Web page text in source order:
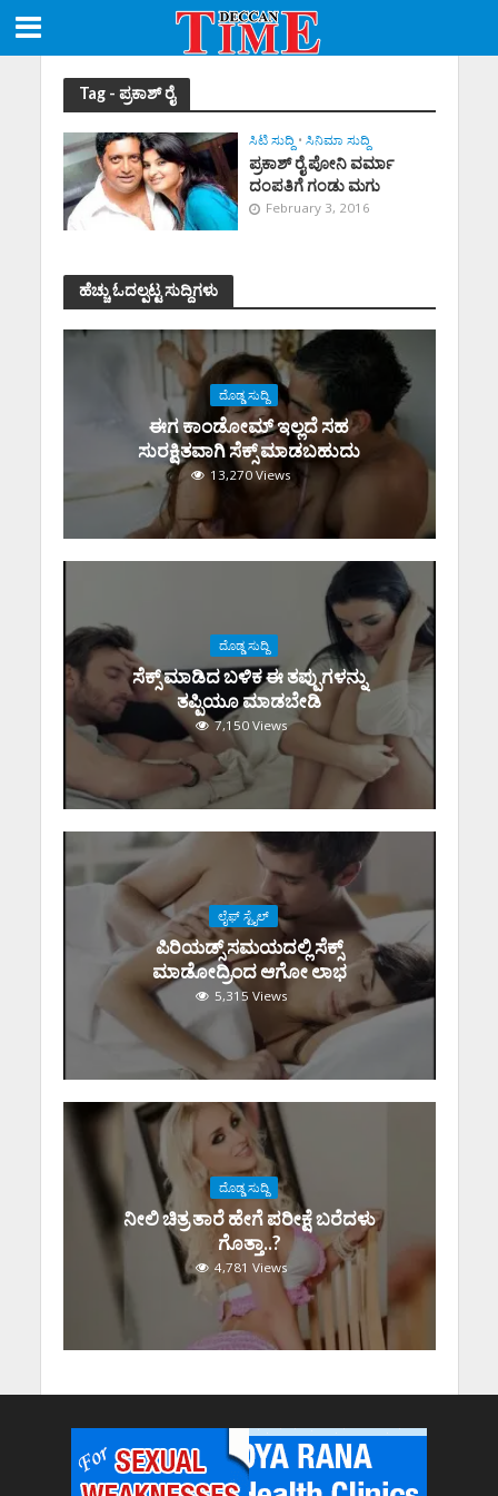
Tag - ಪ್ರಕಾಶ್ ರೈ
ಸಿಟಿ ಸುದ್ದಿ • ಸಿನಿಮಾ ಸುದ್ದಿ
ಪ್ರಕಾಶ್ ರೈ ಪೋನಿ ವರ್ಮಾ
ದಂಪತಿಗೆ ಗಂಡು ಮಗು
February 3, 2016
ಹೆಚ್ಚು ಓದಲ್ಪಟ್ಟ ಸುದ್ದಿಗಳು
ದೊಡ್ಡ ಸುದ್ದಿ
ಈಗ ಕಾಂಡೋಮ್‌ ಇಲ್ಲದೆ ಸಹ
ಸುರಕ್ಷಿತವಾಗಿ ಸೆಕ್ಸ್‌ ಮಾಡಬಹುದು
13,270 Views
ದೊಡ್ಡ ಸುದ್ದಿ
ಸೆಕ್ಸ್‌ ಮಾಡಿದ ಬಳಿಕ ಈ ತಪ್ಪುಗಳನ್ನು
ತಪ್ಪಿಯೂ ಮಾಡಬೇಡಿ
7,150 Views
ಲೈಫ್ ಸ್ಟೈಲ್
ಪಿರಿಯಡ್ಸ್‌ ಸಮಯದಲ್ಲಿ ಸೆಕ್ಸ್‌
ಮಾಡೋದ್ರಿಂದ ಆಗೋ ಲಾಭ
5,315 Views
ದೊಡ್ಡ ಸುದ್ದಿ
ನೀಲಿ ಚಿತ್ರ ತಾರೆ ಹೇಗೆ ಪರೀಕ್ಷೆ ಬರೆದಳು
ಗೊತ್ತಾ..?
4,781 Views